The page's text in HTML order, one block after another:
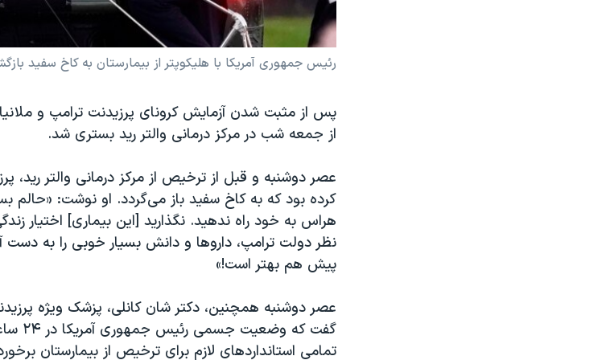
رئیس جمهوری آمریکا با هلیکوپتر از بیمارستان به کاخ سفید
پس از مثبت شدن آزمایش کرونای پرزیدنت ترامپ و
از جمعه شب در مرکز درمانی والتر رید بستری شد.
عصر دوشنبه و قبل از ترخیص از مرکز درمانی والتر رید،
کرده بود که به کاخ سفید باز می‌گردد. او نوشت: «حالم
هراس به خود راه ندهید. نگذارید [این بیماری] اختیار
پیش هم بهتر است!»
عصر دوشنبه همچنین،‌ دکتر شان کانلی، پزشک ویژه
گفت
تمامی استانداردهای لازم برای ترخیص از بیمارستان